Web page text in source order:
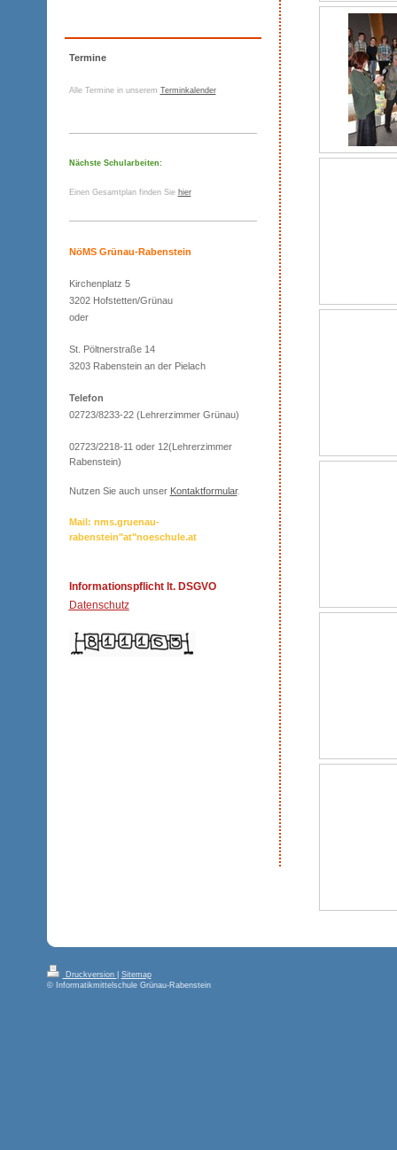
Termine
Alle Termine in unserem Terminkalender
Nächste Schularbeiten:
Einen Gesamtplan finden Sie hier
NöMS Grünau-Rabenstein
Kirchenplatz 5
3202 Hofstetten/Grünau
oder
St. Pöltnerstraße 14
3203 Rabenstein an der Pielach
Telefon
02723/8233-22 (Lehrerzimmer Grünau)
02723/2218-11 oder 12(Lehrerzimmer
Rabenstein)
Nutzen Sie auch unser Kontaktformular.
Mail: nms.gruenau-
rabenstein"at"noeschule.at
Informationspflicht lt. DSGVO
Datenschutz
Druckversion
Sitemap
© Informatikmittelschule Grünau-Rabenstein